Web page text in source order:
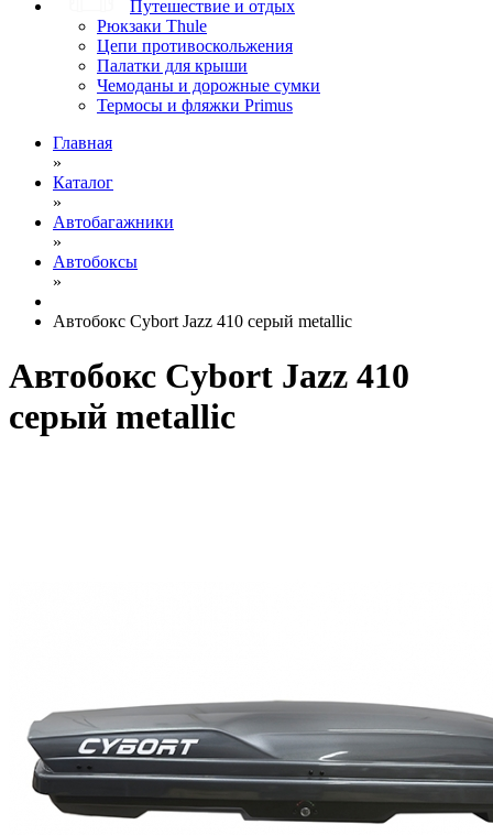
Путешествие и отдых
Рюкзаки Thule
Цепи противоскольжения
Палатки для крыши
Чемоданы и дорожные сумки
Термосы и фляжки Primus
Главная
»
Каталог
»
Автобагажники
»
Автобоксы
»
Автобокс Cybort Jazz 410 серый metallic
Автобокс Cybort Jazz 410
серый metallic